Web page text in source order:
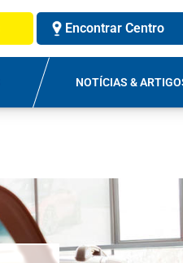
Encontrar Centro
NOTÍCIAS &